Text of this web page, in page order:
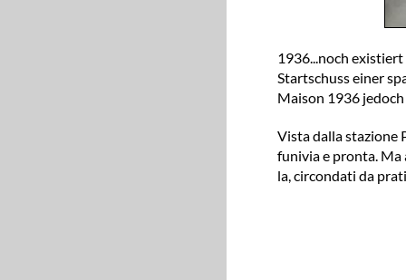
1936...noch
Startschuss einer
Maison 1936
Vista dalla stazione
funivia e pronta. Ma
la, circondati da